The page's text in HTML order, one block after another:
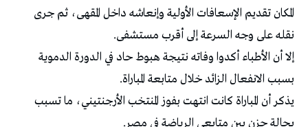
المكان تقديم الإسعافات الأولية وإنعاشه داخل المقهى، ثم جرى
نقله على وجه السرعة إلى أقرب مستشفى.
إلا أن الأطباء أكدوا وفاته نتيجة هبوط حاد في الدورة الدموية
بسبب الانفعال الزائد خلال متابعة المباراة.
يذكر أن المباراة كانت انتهت بفوز المنتخب الأرجنتيني، ما تسبب
بحالة حزن بين متابعي الرياضة في مصر.